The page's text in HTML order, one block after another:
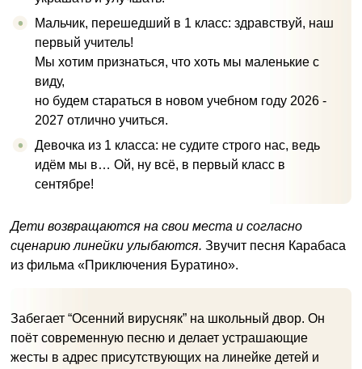
Мальчик, перешедший в 1 класс: здравствуй, наш
первый учитель!
Мы хотим признаться, что хоть мы маленькие с
виду,
но будем стараться в новом учебном году 2026 -
2027 отлично учиться.
Девочка из 1 класса: не судите строго нас, ведь
идём мы в… Ой, ну всё, в первый класс в
сентябре!
Дети возвращаются на свои места и согласно
сценарию линейки улыбаются. Звучит песня Карабаса
из фильма «Приключения Буратино».
Забегает “Осенний вирусняк” на школьный двор. Он
поёт современную песню и делает устрашающие
жесты в адрес присутствующих на линейке детей и